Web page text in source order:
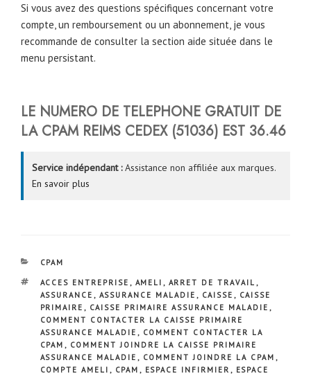
Si vous avez des questions spécifiques concernant votre
compte, un remboursement ou un abonnement, je vous
recommande de consulter la section aide située dans le
menu persistant.
LE NUMERO DE TELEPHONE GRATUIT DE
LA CPAM REIMS CEDEX (51036) EST 36.46
Service indépendant :Assistance non affiliée aux marques.
En savoir plus
CATÉGORIES
CPAM
ÉTIQUETTES
ACCES ENTREPRISE , AMELI , ARRET DE TRAVAIL ,
ASSURANCE , ASSURANCE MALADIE , CAISSE , CAISSE
PRIMAIRE , CAISSE PRIMAIRE ASSURANCE MALADIE ,
COMMENT CONTACTER LA CAISSE PRIMAIRE
ASSURANCE MALADIE , COMMENT CONTACTER LA
CPAM , COMMENT JOINDRE LA CAISSE PRIMAIRE
ASSURANCE MALADIE , COMMENT JOINDRE LA CPAM ,
COMPTE AMELI , CPAM , ESPACE INFIRMIER , ESPACE